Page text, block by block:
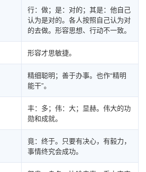
行：做；是：对的；其是：他自己
认为是对的。各人按照自己认为对
的去做。形容思想、行动不一致。
形容才思敏捷。
精细聪明；善于办事。也作“精明
能干”。
丰：多；伟：大；显赫。伟大的功
勋和成就。
竟：终于。只要有决心，有毅力，
事情终究会成功。